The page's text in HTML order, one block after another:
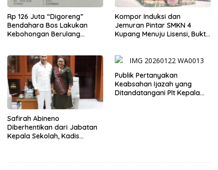
Rp 126 Juta “Digoreng”
Bendahara Bos Lakukan
Kebohongan Berulang
Kompor Induksi dan
Jemuran Pintar SMKN 4
Kupang Menuju Lisensi, Bukti
Safirah Abineno
Diberhentikan dari Jabatan
Kepala Sekolah, Kadis
Publik Pertanyakan
Keabsahan Ijazah yang
Ditandatangani Plt Kepala